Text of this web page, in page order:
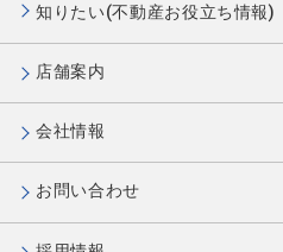
知りたい(不動産お役立ち情報)
店舗案内
会社情報
お問い合わせ